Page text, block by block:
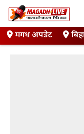
Skip
to
contentमगध अपडेट